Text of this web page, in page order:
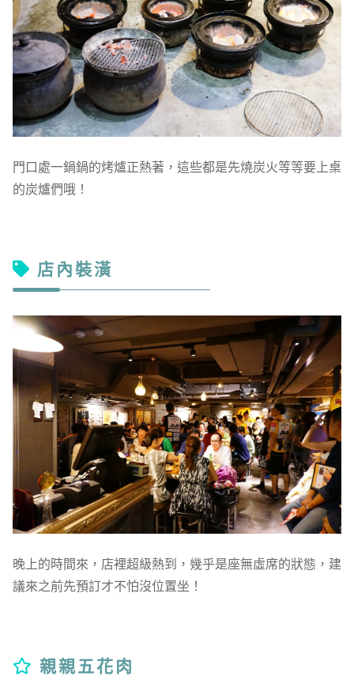
門口處一鍋鍋的烤爐正熱著，這些都是先燒炭火等等要上桌
的炭爐們哦！
店內裝潢
晚上的時間來，店裡超級熱到，幾乎是座無虛席的狀態，建
議來之前先預訂才不怕沒位置坐！
親親五花肉